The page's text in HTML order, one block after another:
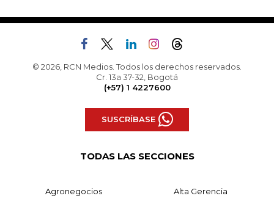
© 2026, RCN Medios. Todos los derechos reservados.
Cr. 13a 37-32, Bogotá
(+57) 1 4227600
SUSCRÍBASE
TODAS LAS SECCIONES
Agronegocios Alta Gerencia